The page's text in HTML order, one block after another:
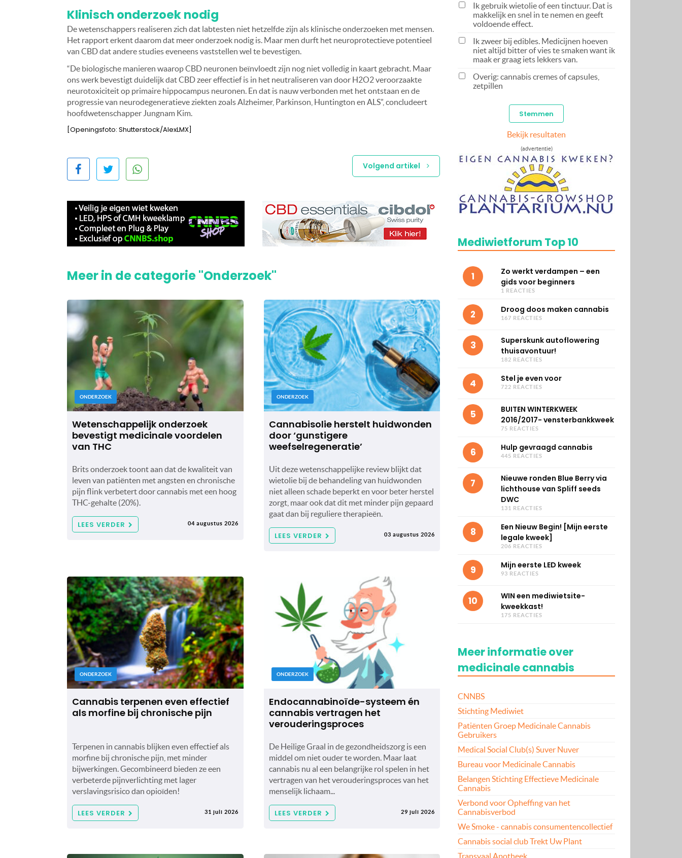
Klinisch onderzoek nodig
De wetenschappers realiseren zich dat labtesten niet hetzelfde zijn als klinische onderzoeken met mensen.
Het rapport erkent daarom dat meer onderzoek nodig is. Maar men durft het neuroprotectieve potentieel
van CBD dat andere studies eveneens vaststellen wel te bevestigen.
“De biologische manieren waarop CBD neuronen beïnvloedt zijn nog niet volledig in kaart gebracht. Maar
ons werk bevestigt duidelijk dat CBD zeer effectief is in het neutraliseren van door H2O2 veroorzaakte
neurotoxiciteit op primaire hippocampus neuronen. En dat is nauw verbonden met het ontstaan en de
progressie van neurodegeneratieve ziekten zoals Alzheimer, Parkinson, Huntington en ALS”, concludeert
hoofdwetenschapper Jungnam Kim.
[Openingsfoto: Shutterstock/AlexLMX]
Volgend artikel
Meer in de categorie "Onderzoek"
ONDERZOEK
Wetenschappelijk onderzoek
bevestigt medicinale voordelen
van THC
Brits onderzoek toont aan dat de kwaliteit van
leven van patiënten met angsten en chronische
pijn flink verbetert door cannabis met een hoog
THC-gehalte (20%).
LEES VERDER 04 augustus 2026
ONDERZOEK
Cannabisolie herstelt huidwonden
door ‘gunstigere
weefselregeneratie’
Uit deze wetenschappelijke review blijkt dat
wietolie bij de behandeling van huidwonden
niet alleen schade beperkt en voor beter herstel
zorgt, maar ook dat dit met minder pijn gepaard
gaat dan bij reguliere therapieën.
LEES VERDER 03 augustus 2026
ONDERZOEK
Cannabis terpenen even effectief
als morfine bij chronische pijn
Terpenen in cannabis blijken even effectief als
morfine bij chronische pijn, met minder
bijwerkingen. Gecombineerd bieden ze een
verbeterde pijnverlichting met lager
verslavingsrisico dan opioïden!
LEES VERDER 31 juli 2026
ONDERZOEK
Endocannabinoïde-systeem én
cannabis vertragen het
verouderingsproces
De Heilige Graal in de gezondheidszorg is een
middel om niet ouder te worden. Maar laat
cannabis nu al een belangrijke rol spelen in het
vertragen van het verouderingsproces van het
menselijk lichaam...
LEES VERDER 29 juli 2026
Ik gebruik wietolie of een tinctuur. Dat is
makkelijk en snel in te nemen en geeft
voldoende effect.
Ik zweer bij edibles. Medicijnen hoeven
niet altijd bitter of vies te smaken want ik
maak er graag iets lekkers van.
Overig: cannabis cremes of capsules,
zetpillen
Bekijk resultaten
(advertentie)
Mediwietforum Top 10
1
Zo werkt verdampen – een
gids voor beginners
1 REACTIES
2 Droog doos maken cannabis
167 REACTIES
3
Superskunk autoflowering
thuisavontuur!
182 REACTIES
4 Stel je even voor
722 REACTIES
5
BUITEN WINTERKWEEK
2016/2017- vensterbankkweek
75 REACTIES
6 Hulp gevraagd cannabis
445 REACTIES
7
Nieuwe ronden Blue Berry via
lichthouse van Spliff seeds
DWC
131 REACTIES
8
Een Nieuw Begin! [Mijn eerste
legale kweek]
206 REACTIES
9 Mijn eerste LED kweek
93 REACTIES
10
WIN een mediwietsite-
kweekkast!
175 REACTIES
Meer informatie over
medicinale cannabis
CNNBS
Stichting Mediwiet
Patiënten Groep Medicinale Cannabis
Gebruikers
Medical Social Club(s) Suver Nuver
Bureau voor Medicinale Cannabis
Belangen Stichting Effectieve Medicinale
Cannabis
Verbond voor Opheffing van het
Cannabisverbod
We Smoke - cannabis consumentencollectief
Cannabis social club Trekt Uw Plant
Transvaal Apotheek